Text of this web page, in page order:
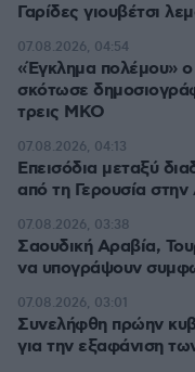
Γαρίδες γιουβέτσι
«Έγκλημα πολέμου»
σκότωσε
τρεις ΜΚΟ
07.08.2026, 04:54
Επεισόδια μεταξύ
από τη Γερουσία στην
07.08.2026, 04:13
Σαουδική Αραβία,
να υπογράψουν
07.08.2026, 03:38
Συνελήφθη πρώην
για την εξαφάνιση
07.08.2026, 03:01